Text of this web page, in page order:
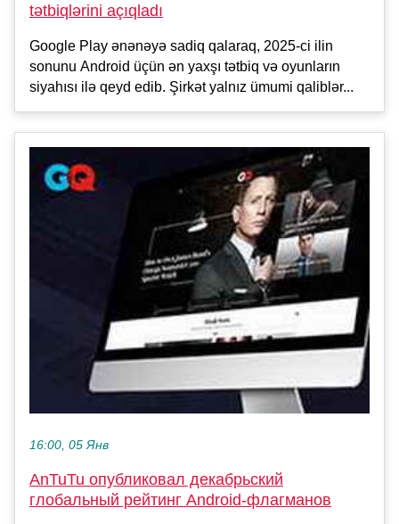
tətbiqlərini açıqladı
Google Play ənənəyə sadiq qalaraq, 2025-ci ilin
sonunu Android üçün ən yaxşı tətbiq və oyunların
siyahısı ilə qeyd edib. Şirkət yalnız ümumi qaliblər...
16:00, 05 Янв
AnTuTu опубликовал декабрьский
глобальный рейтинг Android-флагманов